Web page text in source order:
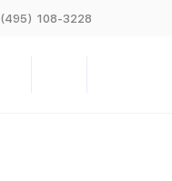
108-3228